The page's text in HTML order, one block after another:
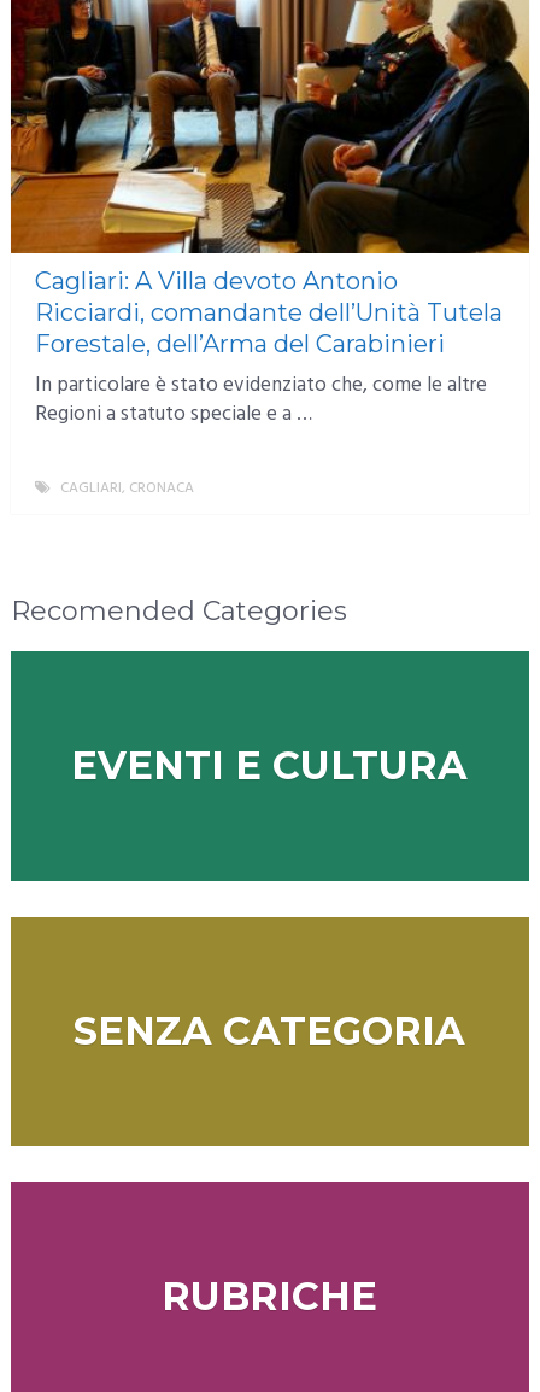
Cagliari: A Villa devoto Antonio
Ricciardi, comandante dell’Unità Tutela
Forestale, dell’Arma del Carabinieri
In particolare è stato evidenziato che, come le altre
Regioni a statuto speciale e a …
CAGLIARI, CRONACA
Recomended Categories
EVENTI E CULTURA
SENZA CATEGORIA
RUBRICHE